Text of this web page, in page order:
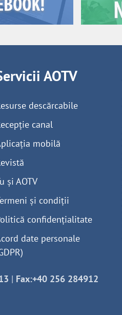
AOTV
descărcabile
canal
mobilă
și AOTV
și condiții
confidențialitate
date personale
| Fax:+40 256 284912